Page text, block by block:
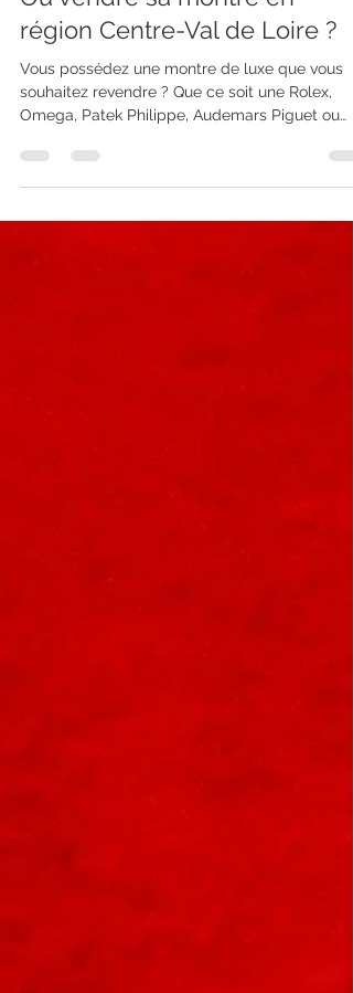
Où vendre sa montre en
région Centre-Val de Loire ?
Vous possédez une montre de luxe que vous
Omega, Patek Philippe, Audemars Piguet ou
Cartier,...